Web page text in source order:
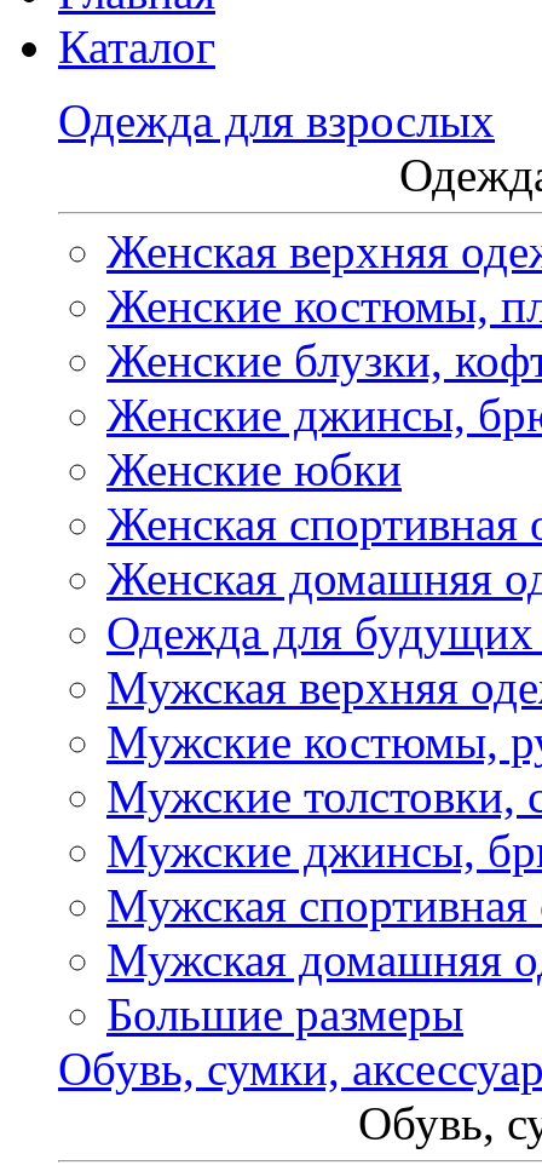
Каталог
Одежда для взрослых
Женская верхняя
Женские костюмы,
Женские блузки,
Женские джинсы,
Женские юбки
Женская спортивная
Женская домашняя
Одежда для
Мужская верхняя
Мужские костюмы,
Мужские толстовки,
Мужские джинсы,
Мужская спортивная
Мужская домашняя
Большие размеры
Обувь, сумки,
Обувь,